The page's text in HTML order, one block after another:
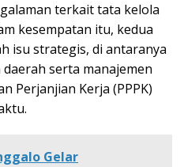
terkait tata kelola
kesempatan itu, kedua
isu strategis, di antaranya
serta manajemen
Perjanjian Kerja (PPPK)
Gelar